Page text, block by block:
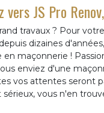
JS Pro
travaux ? Pour
dizaines
maçonnerie !
enviez d'une
vos attentes seront
vous n'en